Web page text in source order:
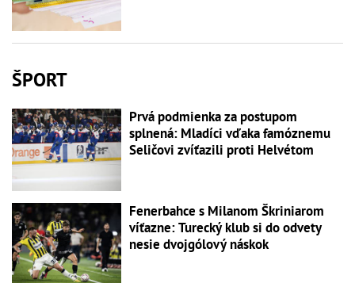
ŠPORT
Prvá podmienka za postupom
splnená: Mladíci vďaka famóznemu
Seličovi zvíťazili proti Helvétom
Fenerbahce s Milanom Škriniarom
víťazne: Turecký klub si do odvety
nesie dvojgólový náskok